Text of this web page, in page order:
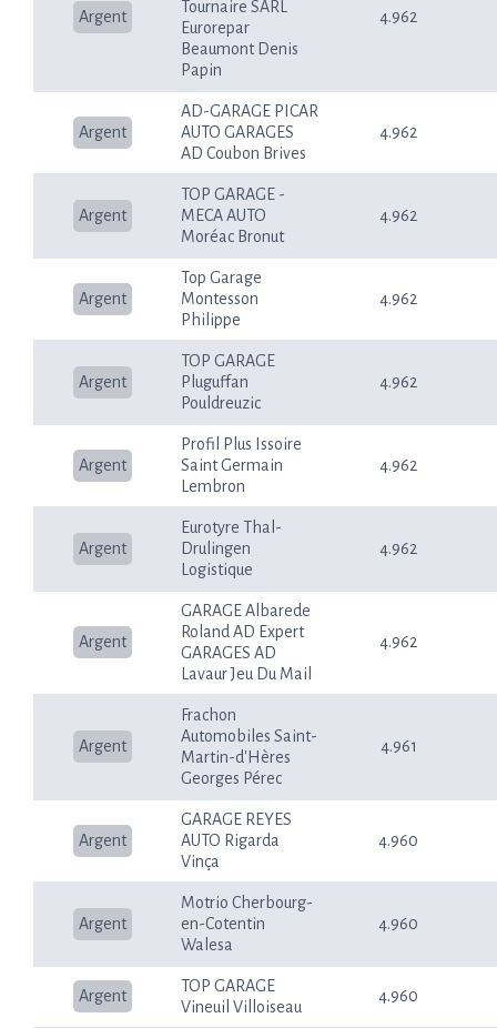
Argent
Tournaire SARL
Eurorepar
Beaumont Denis
Papin
4.962
Argent
AD-GARAGE PICAR
AUTO GARAGES
AD Coubon Brives
4.962
Argent
TOP GARAGE -
MECA AUTO
Moréac Bronut
4.962
Argent
Top Garage
Montesson
Philippe
4.962
Argent
TOP GARAGE
Pluguffan
Pouldreuzic
4.962
Argent
Profil Plus Issoire
Saint Germain
Lembron
4.962
Argent
Eurotyre Thal-
Drulingen
Logistique
4.962
Argent
GARAGE Albarede
Roland AD Expert
GARAGES AD
Lavaur Jeu Du Mail
4.962
Argent
Frachon
Automobiles Saint-
Martin-d'Hères
Georges Pérec
4.961
Argent
GARAGE REYES
AUTO Rigarda
Vinça
4.960
Argent
Motrio Cherbourg-
en-Cotentin
Walesa
4.960
Argent
TOP GARAGE
Vineuil Villoiseau
4.960